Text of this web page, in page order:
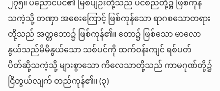
၂၇၅။ ပညောင်ပင်၏ မြစ်ပျဉ်းတို့သည် ပင်စည်တို့၌ ဖြစ်ကုန်
သကဲ့သို့ တဏှာ အစေးကြောင့် ဖြစ်ကုန်သော ရာဂစသောတရား
တို့သည် အတ္တဘော၌ ဖြစ်ကုန်၏။ တော၌ ဖြစ်သော မာလော
နွယ်သည်မိမိနွယ်သော သစ်ပင်ကို ထက်ဝန်းကျင် ရစ်ပတ်
ပိတ်ဆို့သကဲ့သို့ များစွာသော ကိလေသာတို့သည် ကာမဂုဏ်တို့၌
ငြိတွယ်လျက် တည်ကုန်၏။ (၃)